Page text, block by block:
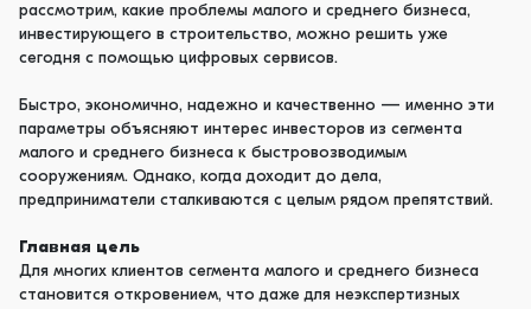
рассмотрим, какие проблемы малого и среднего бизнеса,
инвестирующего в строительство, можно решить уже
сегодня с помощью цифровых сервисов.
Быстро, экономично, надежно и качественно — именно эти
параметры объясняют интерес инвесторов из сегмента
малого и среднего бизнеса к быстровозводимым
сооружениям. Однако, когда доходит до дела,
предприниматели сталкиваются с целым рядом препятствий.
Главная цель
Для многих клиентов сегмента малого и среднего бизнеса
становится откровением, что даже для неэкспертизных